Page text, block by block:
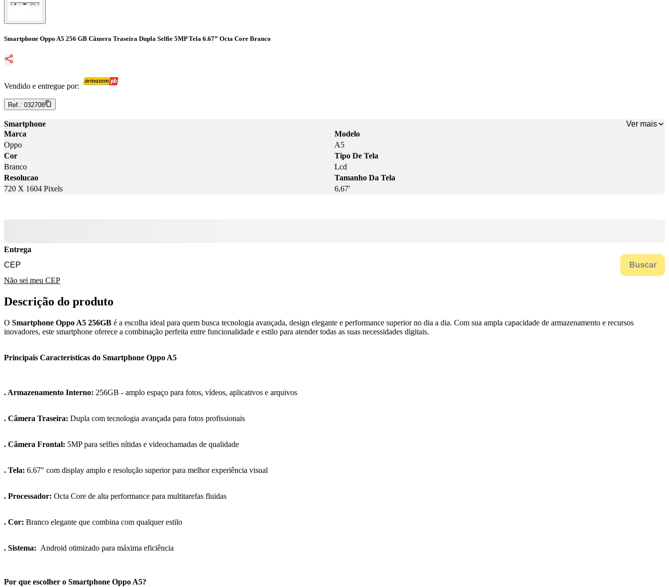
Smartphone Oppo A5 256 GB Câmera Traseira Dupla Selfie 5MP Tela 6.67” Octa Core Branco
Vendido e entregue por:
Ref.: 032708
Smartphone
Ver mais
Marca
Oppo
Modelo
A5
Cor
Branco
Tipo De Tela
Lcd
Resolucao
720 X 1604 Pixels
Tamanho Da Tela
6,67'
Entrega
Buscar
Não sei meu CEP
Descrição do produto
O Smartphone Oppo A5 256GB é a escolha ideal para quem busca tecnologia avançada, design elegante e performance superior no dia a dia. Com sua ampla capacidade de armazenamento e recursos
inovadores, este smartphone oferece a combinação perfeita entre funcionalidade e estilo para atender todas as suas necessidades digitais.
Principais Características do Smartphone Oppo A5
. Armazenamento Interno: 256GB - amplo espaço para fotos, vídeos, aplicativos e arquivos
. Câmera Traseira: Dupla com tecnologia avançada para fotos profissionais
. Câmera Frontal: 5MP para selfies nítidas e videochamadas de qualidade
. Tela: 6.67" com display amplo e resolução superior para melhor experiência visual
. Processador: Octa Core de alta performance para multitarefas fluidas
. Cor: Branco elegante que combina com qualquer estilo
. Sistema: Android otimizado para máxima eficiência
Por que escolher o Smartphone Oppo A5?